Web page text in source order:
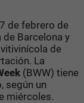
de febrero de
Barcelona y
de
La
(BWW) tiene
según un
miércoles.